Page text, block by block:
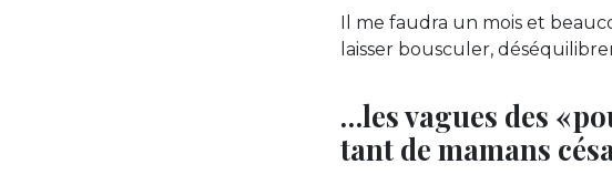
Il me faudra un mois et
laisser bousculer,
…les vagues des «
tant de mamans